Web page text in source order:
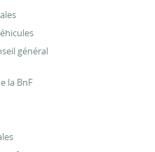
général
la BnF